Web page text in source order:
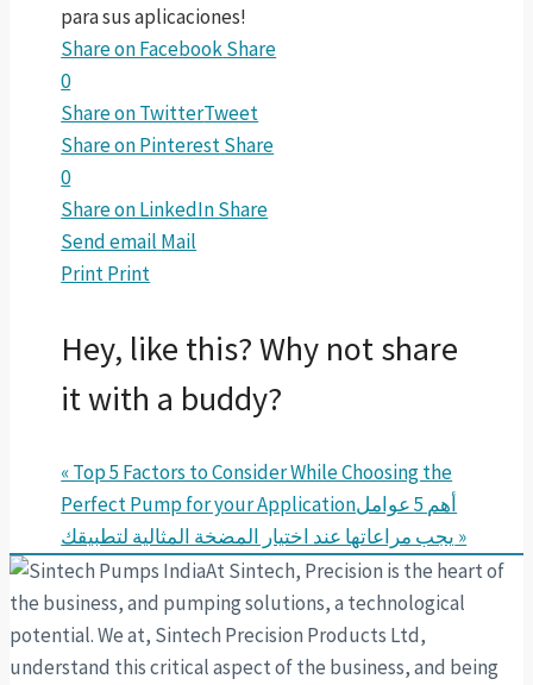
para sus aplicaciones!
Share on FacebookShare
0
Share on TwitterTweet
Share on PinterestShare
0
Share on LinkedInShare
Send email Mail
PrintPrint
Hey, like this? Why not share
it with a buddy?
« Top 5 Factors to Consider While Choosing the
Perfect Pump for your Applicationأهم 5 عوامل
يجب مراعاتها عند اختيار المضخة المثالية لتطبيقك »
At Sintech, Precision is the heart of
the business, and pumping solutions, a technological
potential. We at, Sintech Precision Products Ltd,
understand this critical aspect of the business, and being